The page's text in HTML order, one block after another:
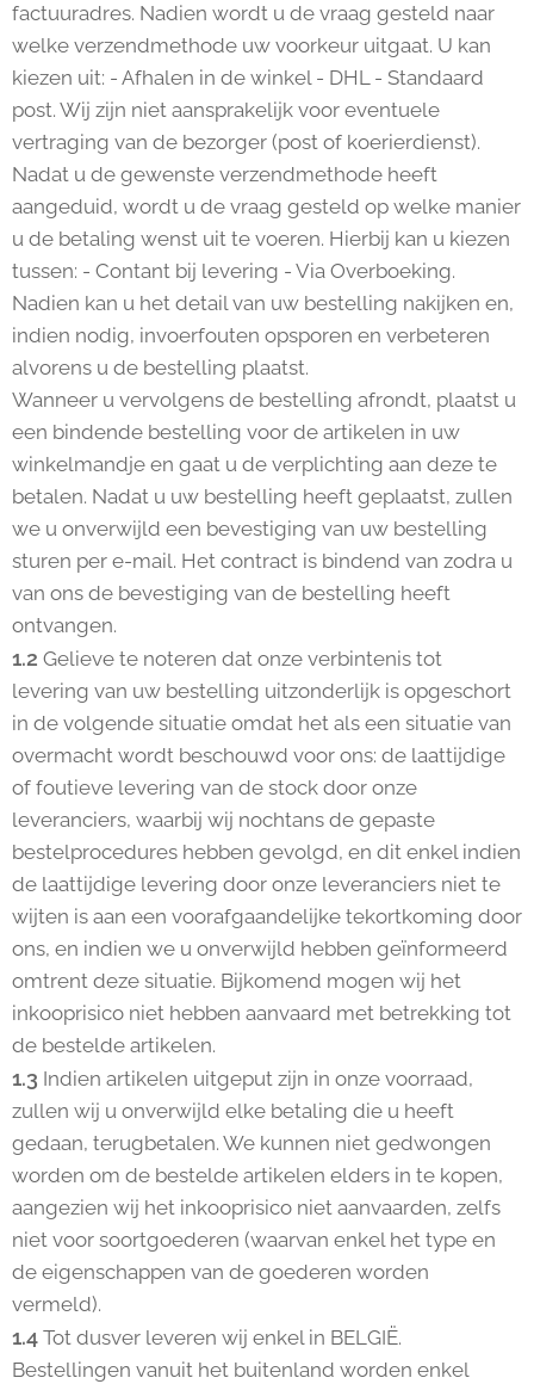
factuuradres. Nadien wordt u de vraag gesteld naar
welke verzendmethode uw voorkeur uitgaat. U kan
kiezen uit: - Afhalen in de winkel - DHL - Standaard
post. Wij zijn niet aansprakelijk voor eventuele
vertraging van de bezorger (post of koerierdienst).
Nadat u de gewenste verzendmethode heeft
aangeduid, wordt u de vraag gesteld op welke manier
u de betaling wenst uit te voeren. Hierbij kan u kiezen
tussen: - Contant bij levering - Via Overboeking.
Nadien kan u het detail van uw bestelling nakijken en,
indien nodig, invoerfouten opsporen en verbeteren
alvorens u de bestelling plaatst.
Wanneer u vervolgens de bestelling afrondt, plaatst u
een bindende bestelling voor de artikelen in uw
winkelmandje en gaat u de verplichting aan deze te
betalen. Nadat u uw bestelling heeft geplaatst, zullen
we u onverwijld een bevestiging van uw bestelling
sturen per e-mail. Het contract is bindend van zodra u
van ons de bevestiging van de bestelling heeft
ontvangen.
1.2 Gelieve te noteren dat onze verbintenis tot
levering van uw bestelling uitzonderlijk is opgeschort
in de volgende situatie omdat het als een situatie van
overmacht wordt beschouwd voor ons: de laattijdige
of foutieve levering van de stock door onze
leveranciers, waarbij wij nochtans de gepaste
bestelprocedures hebben gevolgd, en dit enkel indien
de laattijdige levering door onze leveranciers niet te
wijten is aan een voorafgaandelijke tekortkoming door
ons, en indien we u onverwijld hebben geïnformeerd
omtrent deze situatie. Bijkomend mogen wij het
inkooprisico niet hebben aanvaard met betrekking tot
de bestelde artikelen.
1.3 Indien artikelen uitgeput zijn in onze voorraad,
zullen wij u onverwijld elke betaling die u heeft
gedaan, terugbetalen. We kunnen niet gedwongen
worden om de bestelde artikelen elders in te kopen,
aangezien wij het inkooprisico niet aanvaarden, zelfs
niet voor soortgoederen (waarvan enkel het type en
de eigenschappen van de goederen worden
vermeld).
1.4 Tot dusver leveren wij enkel in BELGIË.
Bestellingen vanuit het buitenland worden enkel